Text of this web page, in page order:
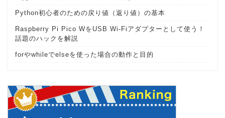
Python初心者のための戻り値（返り値）の基本
Raspberry Pi Pico WをUSB Wi-Fiアダプターとして使う！
話題のハックを解説
forやwhileでelseを使った場合の動作と目的